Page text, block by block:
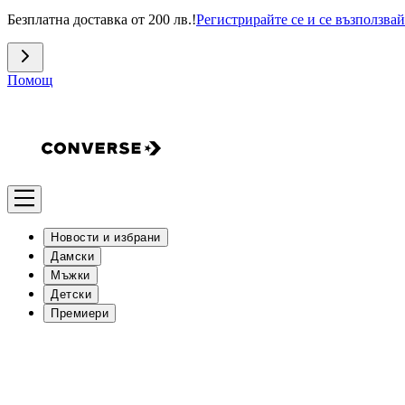
Безплатна доставка от 200 лв.!Регистрирайте се и се
Помощ
Новости и избрани
Дамски
Мъжки
Детски
Премиери